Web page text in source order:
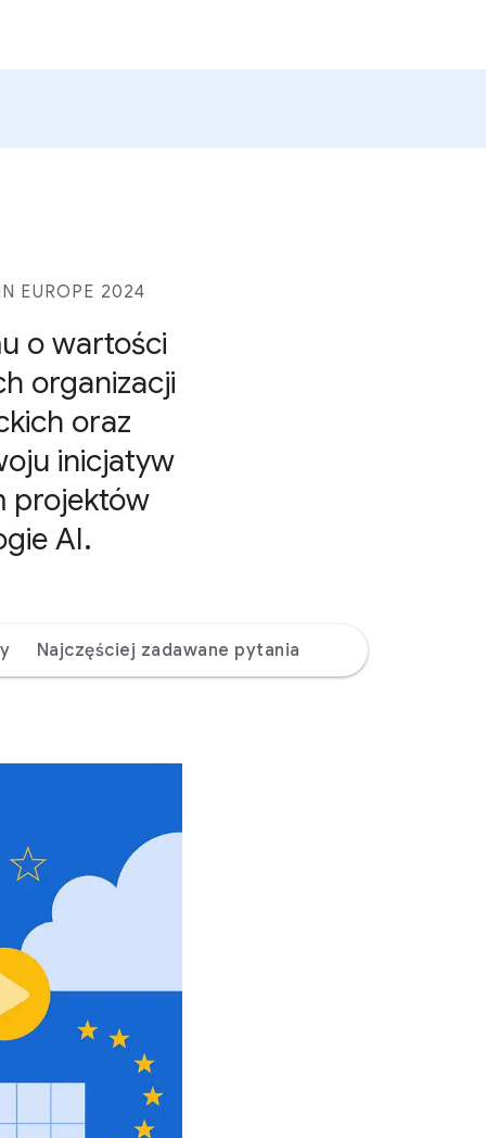
EUROPE 2024
o wartości
organizacji
oraz
inicjatyw
projektów
AI.
Najczęściej zadawane pytania